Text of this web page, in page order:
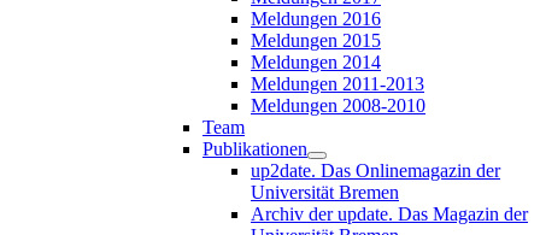
Meldungen 2016
Meldungen 2015
Meldungen 2014
Meldungen 2011-2013
Meldungen 2008-2010
Team
Publikationen
up2date. Das Onlinemagazin der
Universität Bremen
Archiv der update. Das Magazin der